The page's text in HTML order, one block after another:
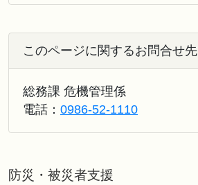
このページに関するお問合せ先
総務課 危機管理係
電話： 0986-52-1110
防災・被災者支援